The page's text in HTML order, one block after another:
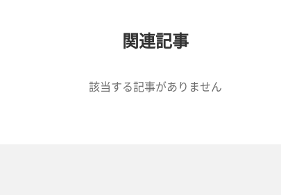
関連記事
該当する記事がありません